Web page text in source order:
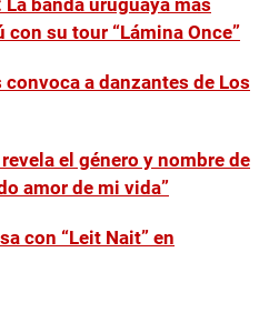
banda uruguaya más
con su tour “Lámina Once”
a danzantes de Los
el género y nombre de
amor de mi vida”
con “Leit Nait” en